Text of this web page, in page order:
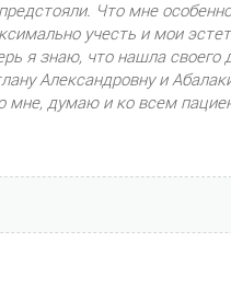
Что мне
учесть и мои
я знаю, что нашла
Александровну и
мне, думаю и ко всем